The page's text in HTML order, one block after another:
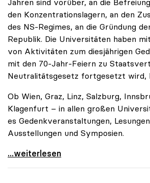
den Konzentrationslagern, an den
des NS-Regimes, an die Gründung
Republik. Die Universitäten haben
von Aktivitäten zum diesjährigen
mit den 70-Jahr-Feiern zu
Neutralitätsgesetz fortgesetzt wird,
Ob Wien, Graz, Linz, Salzburg,
Klagenfurt – in allen großen
es Gedenkveranstaltungen,
Ausstellungen und Symposien.
uniko-Präsidentin Brigitte Hütter zu
...weiterlesen